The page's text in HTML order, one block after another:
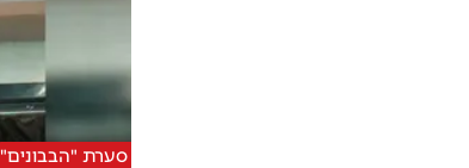
סערת "הבבונים"